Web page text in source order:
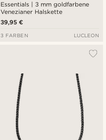
Essentials | 3 mm goldfarbene
Venezianer Halskette
39,95 €
3 FARBEN LUCLEON